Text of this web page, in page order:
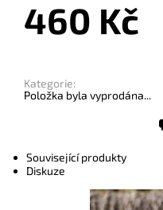
460 Kč
Kategorie:
Položka byla vyprodána...
Související produkty
Diskuze